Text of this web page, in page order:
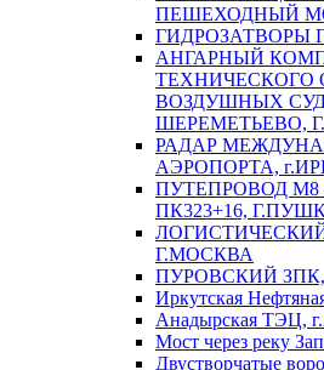
ПЕШЕХОДНЫЙ
ГИДРОЗАТВОРЫ
АНГАРНЫЙ
ТЕХНИЧЕСКОГО
ВОЗДУШНЫХ
ШЕРЕМЕТЬЕВО,
РАДАР
АЭРОПОРТА,
ПУТЕПРОВОД
ПК323+16,
Г.МОСКВА
ПУРОВСКИЙ
Иркутская
Анадырская ТЭЦ,
Мост через реку
Двустворчатые